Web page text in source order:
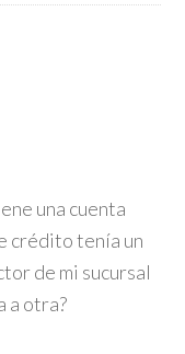
una cuenta
crédito tenía un
de mi sucursal
a otra?